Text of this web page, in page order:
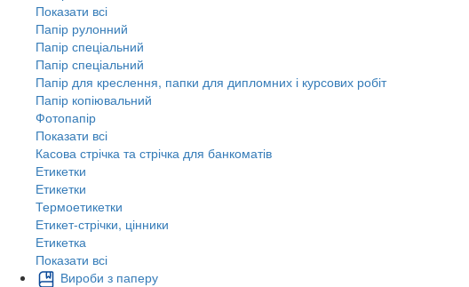
Показати всі
Папір рулонний
Папір спеціальний
Папір спеціальний
Папір для креслення, папки для дипломних і курсових робіт
Папір копіювальний
Фотопапір
Показати всі
Касова стрічка та стрічка для банкоматів
Етикетки
Етикетки
Термоетикетки
Етикет-стрічки, цінники
Етикетка
Показати всі
Вироби з паперу